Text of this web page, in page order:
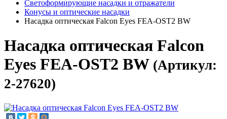
Светоформирующие насадки и отражатели
Конусы и оптические насадки
Насадка оптическая Falcon Eyes FEA-OST2 BW
Насадка оптическая Falcon
Eyes FEA-OST2 BW (Артикул:
2-27620)